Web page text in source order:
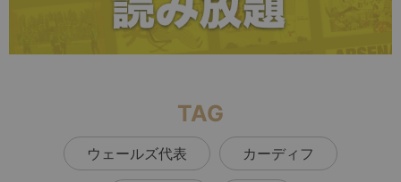
TAG
ウェールズ代表 カーディフ